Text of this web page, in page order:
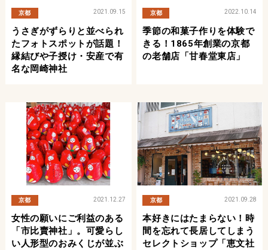
京都 2021.09.15
うさぎがずらりと並べられ
たフォトスポットが話題！
縁結びや子授け・安産で有
名な岡崎神社
京都 2022.10.14
季節の和菓子作りを体験で
きる！1865年創業の京都
の老舗店「甘春堂東店」
京都 2021.12.27
女性の願いにご利益のある
「市比賣神社」。可愛らし
い人形型のおみくじが並ぶ
京都 2021.09.28
本好きにはたまらない！時
間を忘れて長居してしまう
セレクトショップ「恵文社